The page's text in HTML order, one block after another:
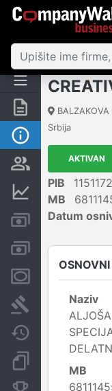
Rezime
Osnovni podaci
Vlasnička
Kreditni limit
Računi i
Sudski sporovi
Javne nabavke
Konkurentske
Srbija
AKTIVAN
PIB
MB
Datum
Naziv
MB